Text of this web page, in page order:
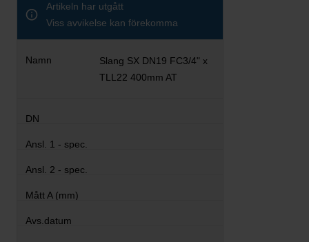
Artikeln har utgått
Viss avvikelse kan förekomma
Slang SX DN19 FC3/4" x
TLL22 400mm AT